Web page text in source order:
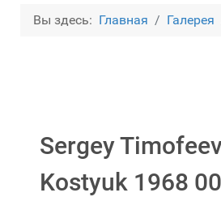
Вы здесь: Главная Галерея
Sergey
Kostyuk 1968